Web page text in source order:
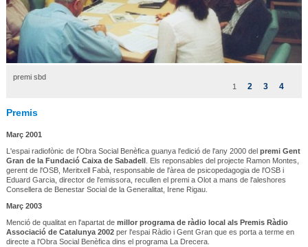
premi sbd
1
2 3 4
Premis
Març 2001
L'espai radiofònic de l'Obra Social Benèfica guanya l'edició de l'any 2000 del premi Gent
Gran de la Fundació Caixa de Sabadell. Els reponsables del projecte Ramon Montes,
gerent de l'OSB, Meritxell Fabà, responsable de l'àrea de psicopedagogia de l'OSB i
Eduard Garcia, director de l'emissora, recullen el premi a Olot a mans de l'aleshores
Consellera de Benestar Social de la Generalitat, Irene Rigau.
Març 2003
Menció de qualitat en l'apartat de millor programa de ràdio local als Premis Ràdio
Associació de Catalunya 2002per l'espai Ràdio i Gent Gran que es porta a terme en
directe a l'Obra Social Benèfica dins el programa La Drecera.